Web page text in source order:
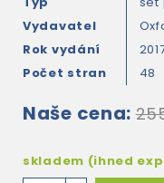
Vydavatel
Rok vydání
Počet stran
48
Naše cena:
skladem (ihned